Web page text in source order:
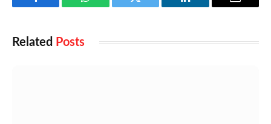
Facebook WhatsApp Twitter LinkedIn Email
Related Posts